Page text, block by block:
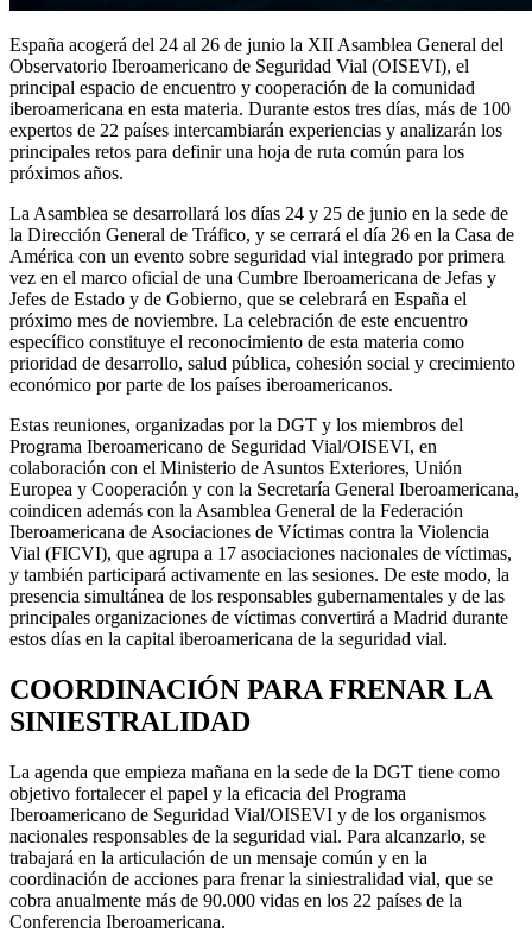
España acogerá del 24 al 26 de junio la XII Asamblea General del
Observatorio Iberoamericano de Seguridad Vial (OISEVI), el
principal espacio de encuentro y cooperación de la comunidad
iberoamericana en esta materia. Durante estos tres días, más de 100
expertos de 22 países intercambiarán experiencias y analizarán los
principales retos para definir una hoja de ruta común para los
próximos años.
La Asamblea se desarrollará los días 24 y 25 de junio en la sede de
la Dirección General de Tráfico, y se cerrará el día 26 en la Casa de
América con un evento sobre seguridad vial integrado por primera
vez en el marco oficial de una Cumbre Iberoamericana de Jefas y
Jefes de Estado y de Gobierno, que se celebrará en España el
próximo mes de noviembre. La celebración de este encuentro
específico constituye el reconocimiento de esta materia como
prioridad de desarrollo, salud pública, cohesión social y crecimiento
económico por parte de los países iberoamericanos.
Estas reuniones, organizadas por la DGT y los miembros del
Programa Iberoamericano de Seguridad Vial/OISEVI, en
colaboración con el Ministerio de Asuntos Exteriores, Unión
Europea y Cooperación y con la Secretaría General Iberoamericana,
coindicen además con la Asamblea General de la Federación
Iberoamericana de Asociaciones de Víctimas contra la Violencia
Vial (FICVI), que agrupa a 17 asociaciones nacionales de víctimas,
y también participará activamente en las sesiones. De este modo, la
presencia simultánea de los responsables gubernamentales y de las
principales organizaciones de víctimas convertirá a Madrid durante
estos días en la capital iberoamericana de la seguridad vial.
COORDINACIÓN PARA FRENAR LA
SINIESTRALIDAD
La agenda que empieza mañana en la sede de la DGT tiene como
objetivo fortalecer el papel y la eficacia del Programa
Iberoamericano de Seguridad Vial/OISEVI y de los organismos
nacionales responsables de la seguridad vial. Para alcanzarlo, se
trabajará en la articulación de un mensaje común y en la
coordinación de acciones para frenar la siniestralidad vial, que se
cobra anualmente más de 90.000 vidas en los 22 países de la
Conferencia Iberoamericana.